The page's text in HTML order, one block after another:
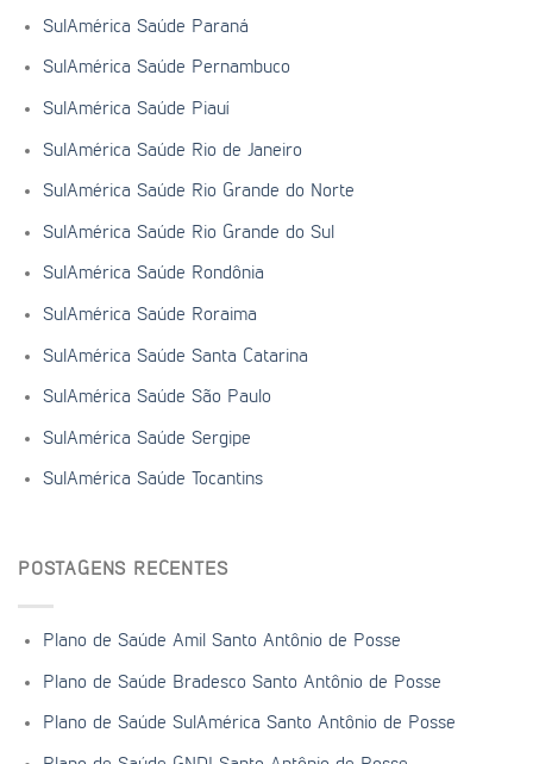
SulAmérica Saúde Paraná
SulAmérica Saúde Pernambuco
SulAmérica Saúde Piauí
SulAmérica Saúde Rio de Janeiro
SulAmérica Saúde Rio Grande do Norte
SulAmérica Saúde Rio Grande do Sul
SulAmérica Saúde Rondônia
SulAmérica Saúde Roraima
SulAmérica Saúde Santa Catarina
SulAmérica Saúde São Paulo
SulAmérica Saúde Sergipe
SulAmérica Saúde Tocantins
POSTAGENS RECENTES
Plano de Saúde Amil Santo Antônio de Posse
Plano de Saúde Bradesco Santo Antônio de Posse
Plano de Saúde SulAmérica Santo Antônio de Posse